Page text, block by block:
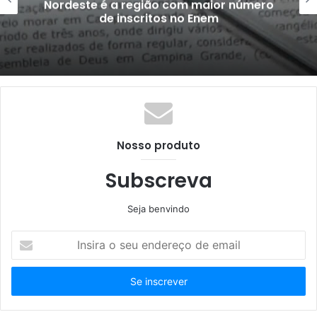
Nordeste é a região com maior número
de inscritos no Enem
Nosso produto
Subscreva
Seja benvindo
seu
de
email